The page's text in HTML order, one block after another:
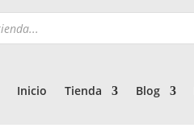
Inicio Tienda Blog